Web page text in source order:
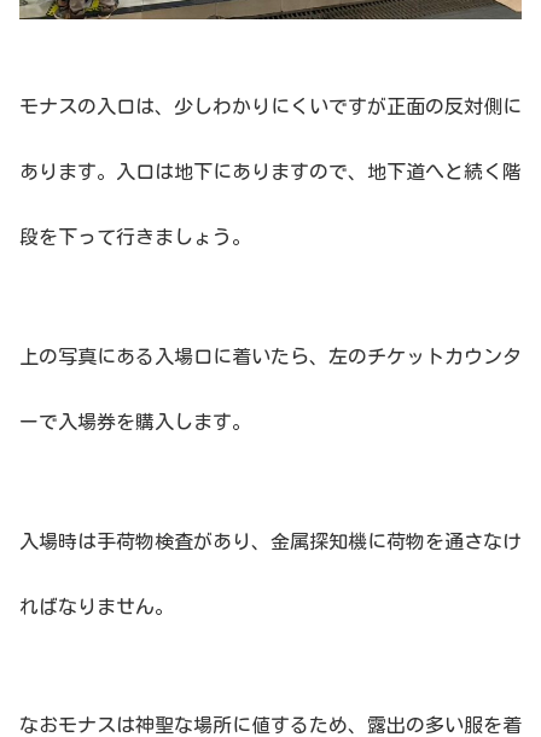
モナスの入口は、少しわかりにくいですが正面の反対側に
あります。 入口は地下にありますので、地下道へと続く階
段を下って行きましょう。
上の写真にある入場口に着いたら、左のチケットカウンタ
ーで入場券を購入します。
入場時は手荷物検査があり、金属探知機に荷物を通さなけ
ればなりません。
なおモナスは神聖な場所に値するため、露出の多い服を着